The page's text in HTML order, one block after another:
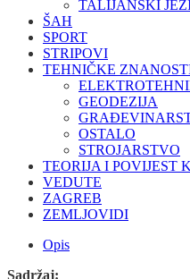
TALIJANSKI
ŠAH
SPORT
STRIPOVI
TEHNIČKE
GEODEZIJA
OSTALO
STROJARSTVO
TEORIJA I POVIJEST
VEDUTE
ZAGREB
ZEMLJOVIDI
Opis
Sadržaj: